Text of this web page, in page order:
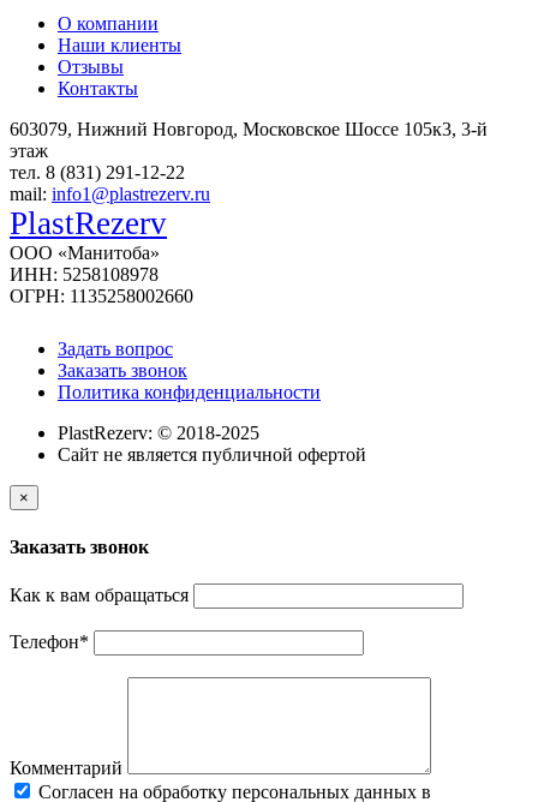
О компании
Наши клиенты
Отзывы
Контакты
603079, Нижний Новгород, Московское Шоссе 105к3, 3-й
этаж
тел. 8 (831) 291-12-22
mail: info1@plastrezerv.ru
PlastRezerv
ООО «Манитоба»
ИНН: 5258108978
ОГРН: 1135258002660
Задать вопрос
Заказать звонок
Политика конфиденциальности
PlastRezerv: © 2018-2025
Cайт не является публичной офертой
×
Заказать звонок
Как к вам обращаться
Телефон*
Комментарий
Cогласен на обработку персональных данных в